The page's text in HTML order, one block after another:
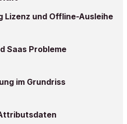
Lizenz und Offline-Ausleihe
Saas Probleme
im Grundriss